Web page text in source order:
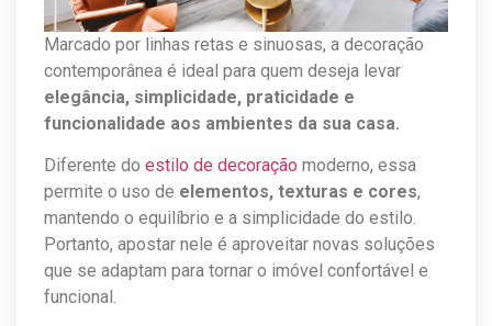
Marcado por linhas retas e sinuosas, a decoração
contemporânea é ideal para quem deseja levar
elegância, simplicidade, praticidade e
funcionalidade aos ambientes da sua casa.
Diferente do estilo de decoração moderno, essa
permite o uso de elementos, texturas e cores,
mantendo o equilíbrio e a simplicidade do estilo.
Portanto, apostar nele é aproveitar novas soluções
que se adaptam para tornar o imóvel confortável e
funcional.